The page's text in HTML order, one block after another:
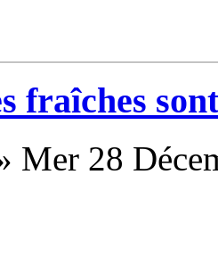
fraîches
Mer 28